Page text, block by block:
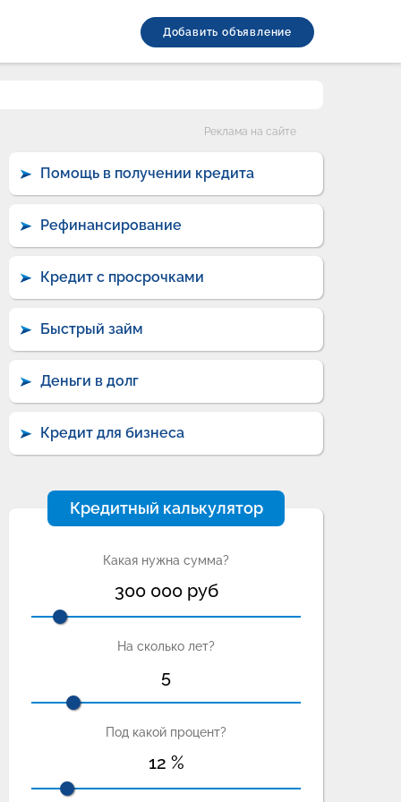
Добавить объявление
Реклама на сайте
Помощь в получении кредита
Рефинансирование
Кредит с просрочками
Быстрый займ
Деньги в долг
Кредит для бизнеса
Кредитный калькулятор
Какая нужна сумма?
300 000руб
На сколько лет?
5
Под какой процент?
12 %